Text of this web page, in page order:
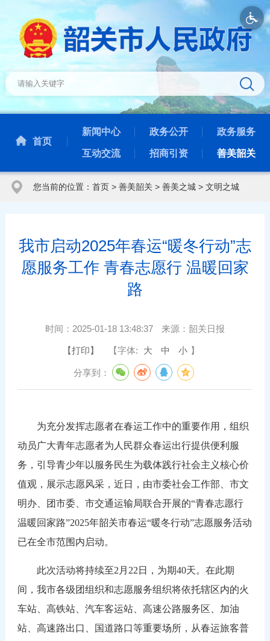
首页
新闻中心 政务公开 政务服务
互动交流 招商引资 善美韶关
您当前的位置： 首页> 善美韶关> 善美之城> 文明之城
我市启动2025年春运“暖冬行动”志
愿服务工作 青春志愿行 温暖回家
路
时间： 2025-01-18 13:48:37 来源： 韶关日报
【打印】 【字体: 大 中 小 】
分享到：
为充分发挥志愿者在春运工作中的重要作用，组织
动员广大青年志愿者为人民群众春运出行提供便利服
务，引导青少年以服务民生为载体践行社会主义核心价
值观，展示志愿风采，近日，由市委社会工作部、市文
明办、团市委、市交通运输局联合开展的“青春志愿行
温暖回家路”2025年韶关市春运“暖冬行动”志愿服务活动
已在全市范围内启动。
此次活动将持续至2月22日，为期40天。在此期
间，我市各级团组织和志愿服务组织将依托辖区内的火
车站、高铁站、汽车客运站、高速公路服务区、加油
站、高速路出口、国道路口等重要场所，从春运旅客普